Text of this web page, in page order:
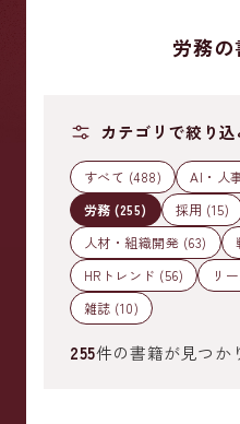
労務
カテゴリで絞り込
すべて (488) AI・人
労務 (255)
採用 (15)
人材・組織開発 (63)
HRトレンド (56)
リ
雑誌 (10)
255件の書籍が見つか